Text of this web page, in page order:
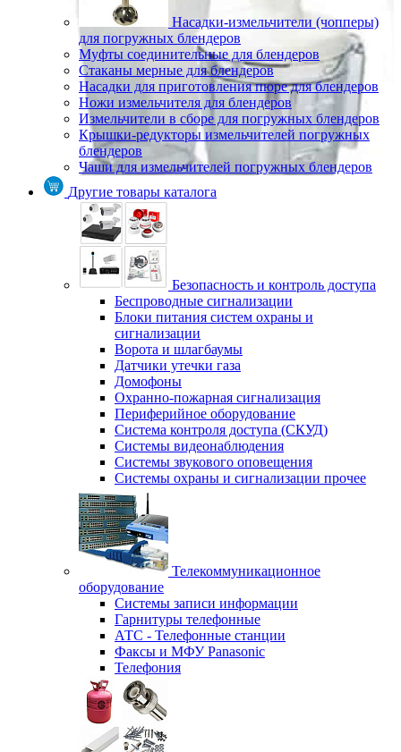
Насадки-измельчители (чопперы)
для погружных блендеров
Муфты соединительные для блендеров
Стаканы мерные для блендеров
Насадки для приготовления пюре для блендеров
Ножи измельчителя для блендеров
Измельчители в сборе для погружных блендеров
Крышки-редукторы измельчителей погружных
блендеров
Чаши для измельчителей погружных блендеров
Другие товары каталога
Безопасность и контроль доступа
Беспроводные сигнализации
Блоки питания систем охраны и
сигнализации
Ворота и шлагбаумы
Датчики утечки газа
Домофоны
Охранно-пожарная сигнализация
Периферийное оборудование
Система контроля доступа (СКУД)
Системы видеонаблюдения
Системы звукового оповещения
Системы охраны и сигнализации прочее
Телекоммуникационное
оборудование
Системы записи информации
Гарнитуры телефонные
АТС - Телефонные станции
Факсы и МФУ Panasonic
Телефония